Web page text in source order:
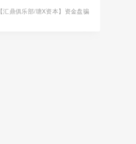
【汇鼎俱乐部/瑭X资本】资金盘骗